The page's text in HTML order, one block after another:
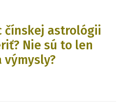
čínskej astrológii
Nie sú to len
výmysly?